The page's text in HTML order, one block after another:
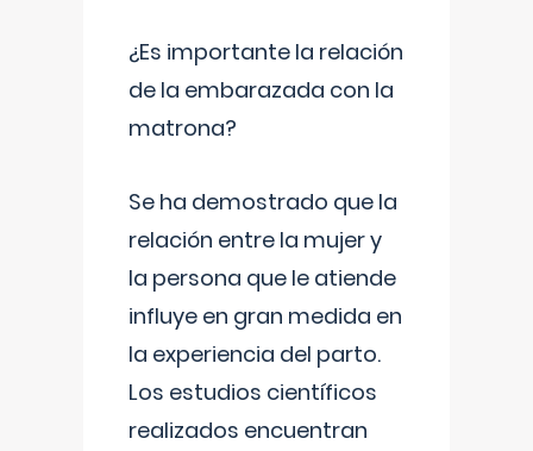
¿Es importante la relación
de la embarazada con la
matrona?
Se ha demostrado que la
relación entre la mujer y
la persona que le atiende
influye en gran medida en
la experiencia del parto.
Los estudios científicos
realizados encuentran